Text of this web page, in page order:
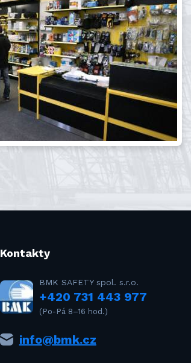
Kontakty
BMK SAFETY spol. s.r.o.
+420 731 443 977
(Po-Pá 8–16 hod.)
info@bmk.cz